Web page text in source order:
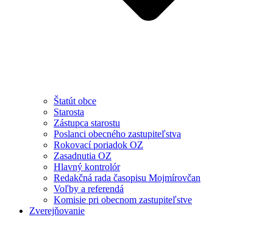
Štatút obce
Starosta
Zástupca starostu
Poslanci obecného zastupiteľstva
Rokovací poriadok OZ
Zasadnutia OZ
Hlavný kontrolór
Redakčná rada časopisu Mojmírovčan
Voľby a referendá
Komisie pri obecnom zastupiteľstve
Zverejňovanie